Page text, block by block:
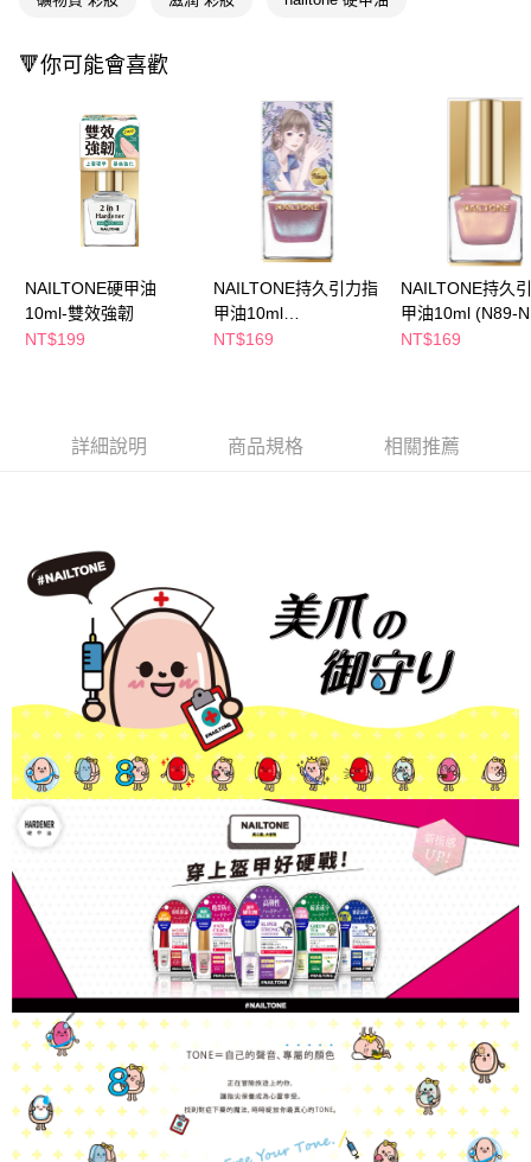
【「AFTEE先享後付」結帳流程】
２．訂單成立數日內，您將收到繳費通知簡訊。
ATM／網路銀行／等多元方式進行付款，方視為交易完成。
※ 請注意：結帳手續完成當下不需立刻繳費，但若您需要取消訂單，請聯絡
購買商品的店家。未經商家同意取消之訂單仍視為有效，需透過AFTEE先享
後付繳納相關費用。
※ 交易是否成功請以「AFTEE先享後付 」之結帳頁面顯示為準，若有關於
是否繳費成功／繳費後需取消欲退款等相關疑問，請聯繫「AFTEE先享後付
客戶支援中心」https://netprotections.freshdesk.com/support/home
【注意事項】
１．透過由恩沛科技股份有限公司提供之「AFTEE先享後付」服務完成之交
易，需依本服務之必要範圍內提供個人資料，並將交易相關給付款項請求債
權轉讓予恩沛科技股份有限公司。
「AFTEE先享後付」，若未經同意申辦者引起之損失，本公司不負相關責
恩沛科技股份有限公司將有權停止該用戶之使用額度並採取法律行動。
每筆NT$65，滿NT$390(含以上)免運費
萊爾富取貨付款
每筆NT$65，滿NT$490(含以上)免運費
付款後萊爾富取貨
每筆NT$65，滿NT$490(含以上)免運費
每筆NT$65，滿NT$490(含以上)免運費
付款後7-11取貨
每筆NT$100，滿NT$790(含以上)免運費
🔻你可能會喜歡
NAILTONE硬甲油
10ml-雙效強韌
NT$199
NAILTONE持久引力指
甲油10ml
(N081~N088)
NT$169
NAILTONE持久
甲油10ml (N89-
NT$169
詳細說明 商品規格 相關推薦